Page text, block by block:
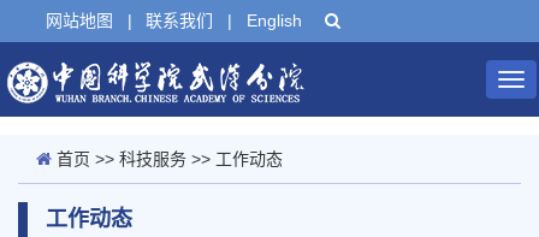
网站地图 | 联系我们 | English
首页 >> 科技服务 >> 工作动态
工作动态